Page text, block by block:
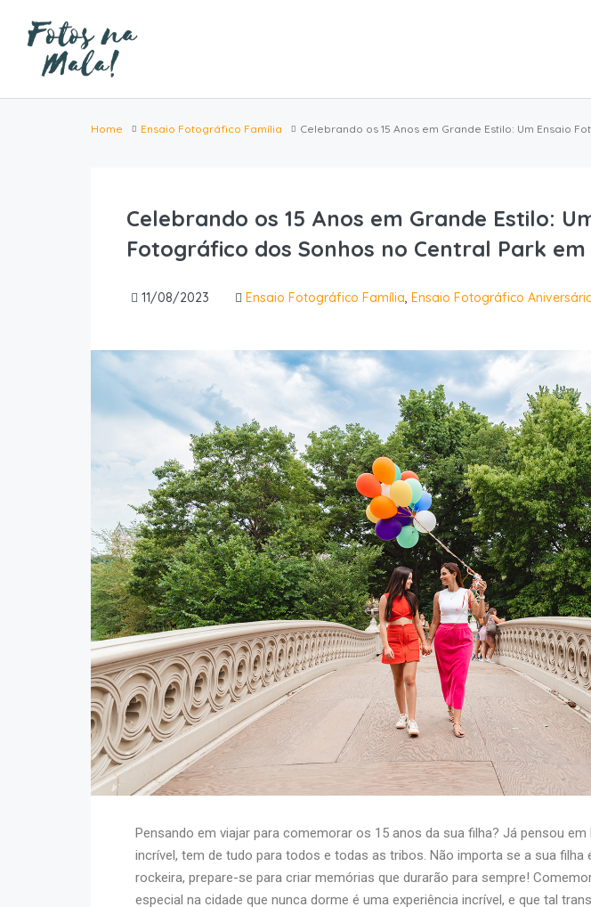
Home Ensaio Fotográfico Família Celebrando os 15 Anos em Grande Estilo: Um Ensaio
Celebrando os 15 Anos em Grande Estilo:
Fotográfico dos Sonhos no Central Park em
11/08/2023 Ensaio Fotográfico Família, Ensaio Fotográfico
Pensando em viajar para comemorar os 15 anos da sua filha? Já pensou em
incrível, tem de tudo para todos e todas as tribos. Não importa se a sua filha
rockeira, prepare-se para criar memórias que durarão para sempre!
especial na cidade que nunca dorme é uma experiência incrível, e que tal